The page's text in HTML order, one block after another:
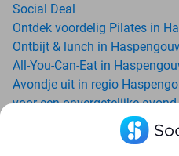
Social Deal
Ontdek voordelig Pilates in
Ontbijt & lunch in
All-You-Can-Eat in
Avondje uit in regio
voor een onvergetelijke avond
Date ideeën voor
tips voor de ideale dates